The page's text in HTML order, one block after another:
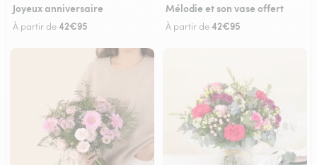
Joyeux anniversaire
À partir de42€95
Mélodie et son vase offert
À partir de42€95